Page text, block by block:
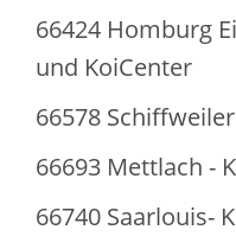
66424 Homburg
und KoiCenter
66578
66693 Mettlach -
66740 Saarlouis-